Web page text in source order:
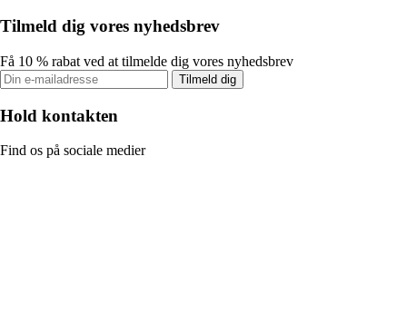
Tilmeld dig vores nyhedsbrev
Få 10 % rabat ved at tilmelde dig vores nyhedsbrev
Tilmeld dig
Hold kontakten
Find os på sociale medier